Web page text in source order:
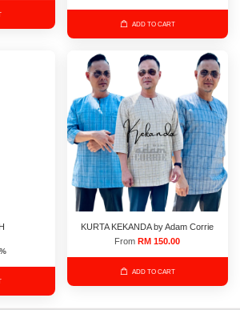
ADD TO CART
KURTA KEKANDA by Adam Corrie
From RM 150.00
ADD TO CART